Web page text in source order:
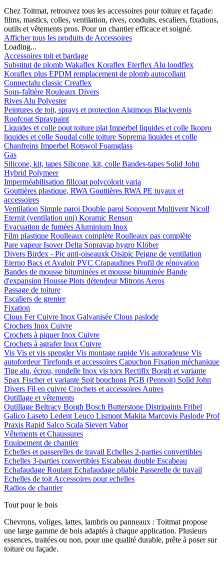
Chez Toitmat, retrouvez tous les accessoires pour toiture et façade:
films, mastics, colles, ventilation, rives, conduits, escaliers, fixations,
outils et vêtements pros. Pour un chantier efficace et soigné.
Afficher tous les produits de Accessoires
Loading...
Accessoires toit et bardage
Substitut de plomb Wakaflex Koraflex Eterflex Alu loodflex
Koraflex plus EPDM remplacement de plomb autocollant
Connectalu classic Creaflex
Sous-faîtière Rouleaux Divers
Rives Alu Polyester
Peintures de toit, sprays et protection Algimous Blackvernis
Roofcoat Spraypaint
Liquides et colle pout toiture plat Imperbel liquides et colle Ikopro
liquides et colle Soudal colle toiture Soprema liquides et colle
Chanfreins Imperbel Rotswol Foamglass
Gas
Silicone, kit, tapes Silicone, kit, colle Bandes-tapes Solid John
Hybrid Polymeer
Imperméabilisation fillcoat polycolorit varia
Gouttières plastique, RWA Gouttières RWA PE tuyaux et
accessoires
Ventilation Simple paroi Double paroi Sonovent Multivent Nicoll
Eternit (ventilation uni) Koramic Renson
Evacuation de fumées Aluminium Inox
Film plastique Roulleaux complète Roulleaux pas complète
Pare vapeurIsoverDelta Sopravap hygro Klöber
Divers Birdex - Pic anti-oiseauxk Oisipic Peigne de ventilation
Eterno Bacs et Avaloir PVC Crapaudines Profil de rénovation
Bandes de mousse bituminées et mousse bituminée Bande
d'expansion Housse Plots détendeurMitrons Aeros
Passage de toiture
Escaliers de grenier
Fixation
Clous FerCuivre Inox Galvanisée Clous paslode
Crochets Inox Cuivre
Crochets à piquerInox Cuivre
Crochets à agraferInox Cuivre
Vis Vis et vis spenglerVis montage rapide Vis autoradeuse Vis
autofordeurTirefonds et accessoires Capuchon Fixation méchanique
Tige alu, écrou, rondelle Inox vis torx Rectifix Borgh et variante
Spax Fischer et variante Spit bouchons PGB (Pennoit) Solid John
Divers Fil en cuivre Crochets et accessoires Autres
Outillage et vêtements
Outillage Beltracy Borgh Bosch Butterstone Distripaints Fribel
Galico Laseto Ledent Leuco Lismont Makita Marcovis Paslode Prof
Praxis Rapid Salco Scala Sievert Vabor
Vêtements et Chaussures
Equipement de chantier
Echelles et passerelles de travail Echelles 2-parties convertibles
Echelles 3-parties convertibles Escabeau double Escabeau
Echafaudage Roulant Echafaudage pliable Passerelle de travail
Echelles de toit Accessoires pour echelles
Radios de chantier
Tout pour le bois
Chevrons, voliges, lattes, lambris ou panneaux : Toitmat propose
une large gamme de bois adaptés à chaque application. Plusieurs
essences, traitées ou non, pour une qualité durable, prête à poser sur
toiture ou façade.